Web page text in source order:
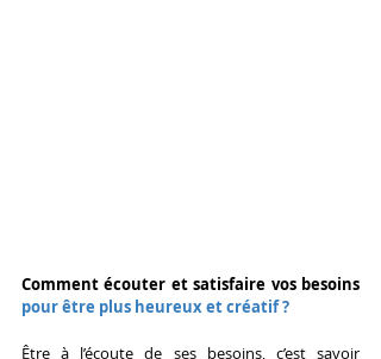
pour être plus heureux et créatif ?
Être à l’écoute de ses besoins, c’est savoir